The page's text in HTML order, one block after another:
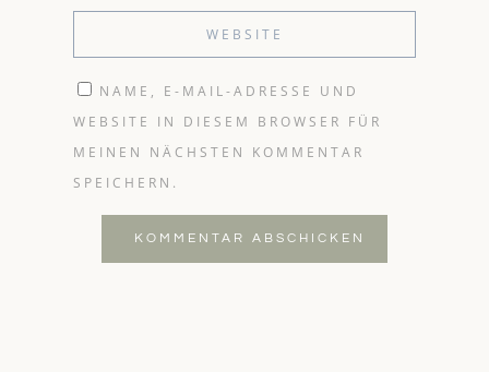
NAME, E-MAIL-ADRESSE UND
WEBSITE IN DIESEM BROWSER FÜR
MEINEN NÄCHSTEN KOMMENTAR
SPEICHERN.
KOMMENTAR ABSCHICKEN